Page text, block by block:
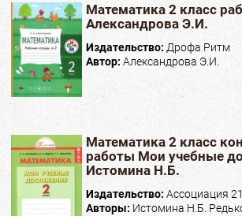
Математика 2 класс
Александрова Э.И.
Издательство: Дрофа Ритм
Автор: Александрова Э.И.
Математика 2 класс
работы Мои учебные
Истомина Н.Б.
Издательство: Ассоциация
Авторы: Истомина Н.Б.